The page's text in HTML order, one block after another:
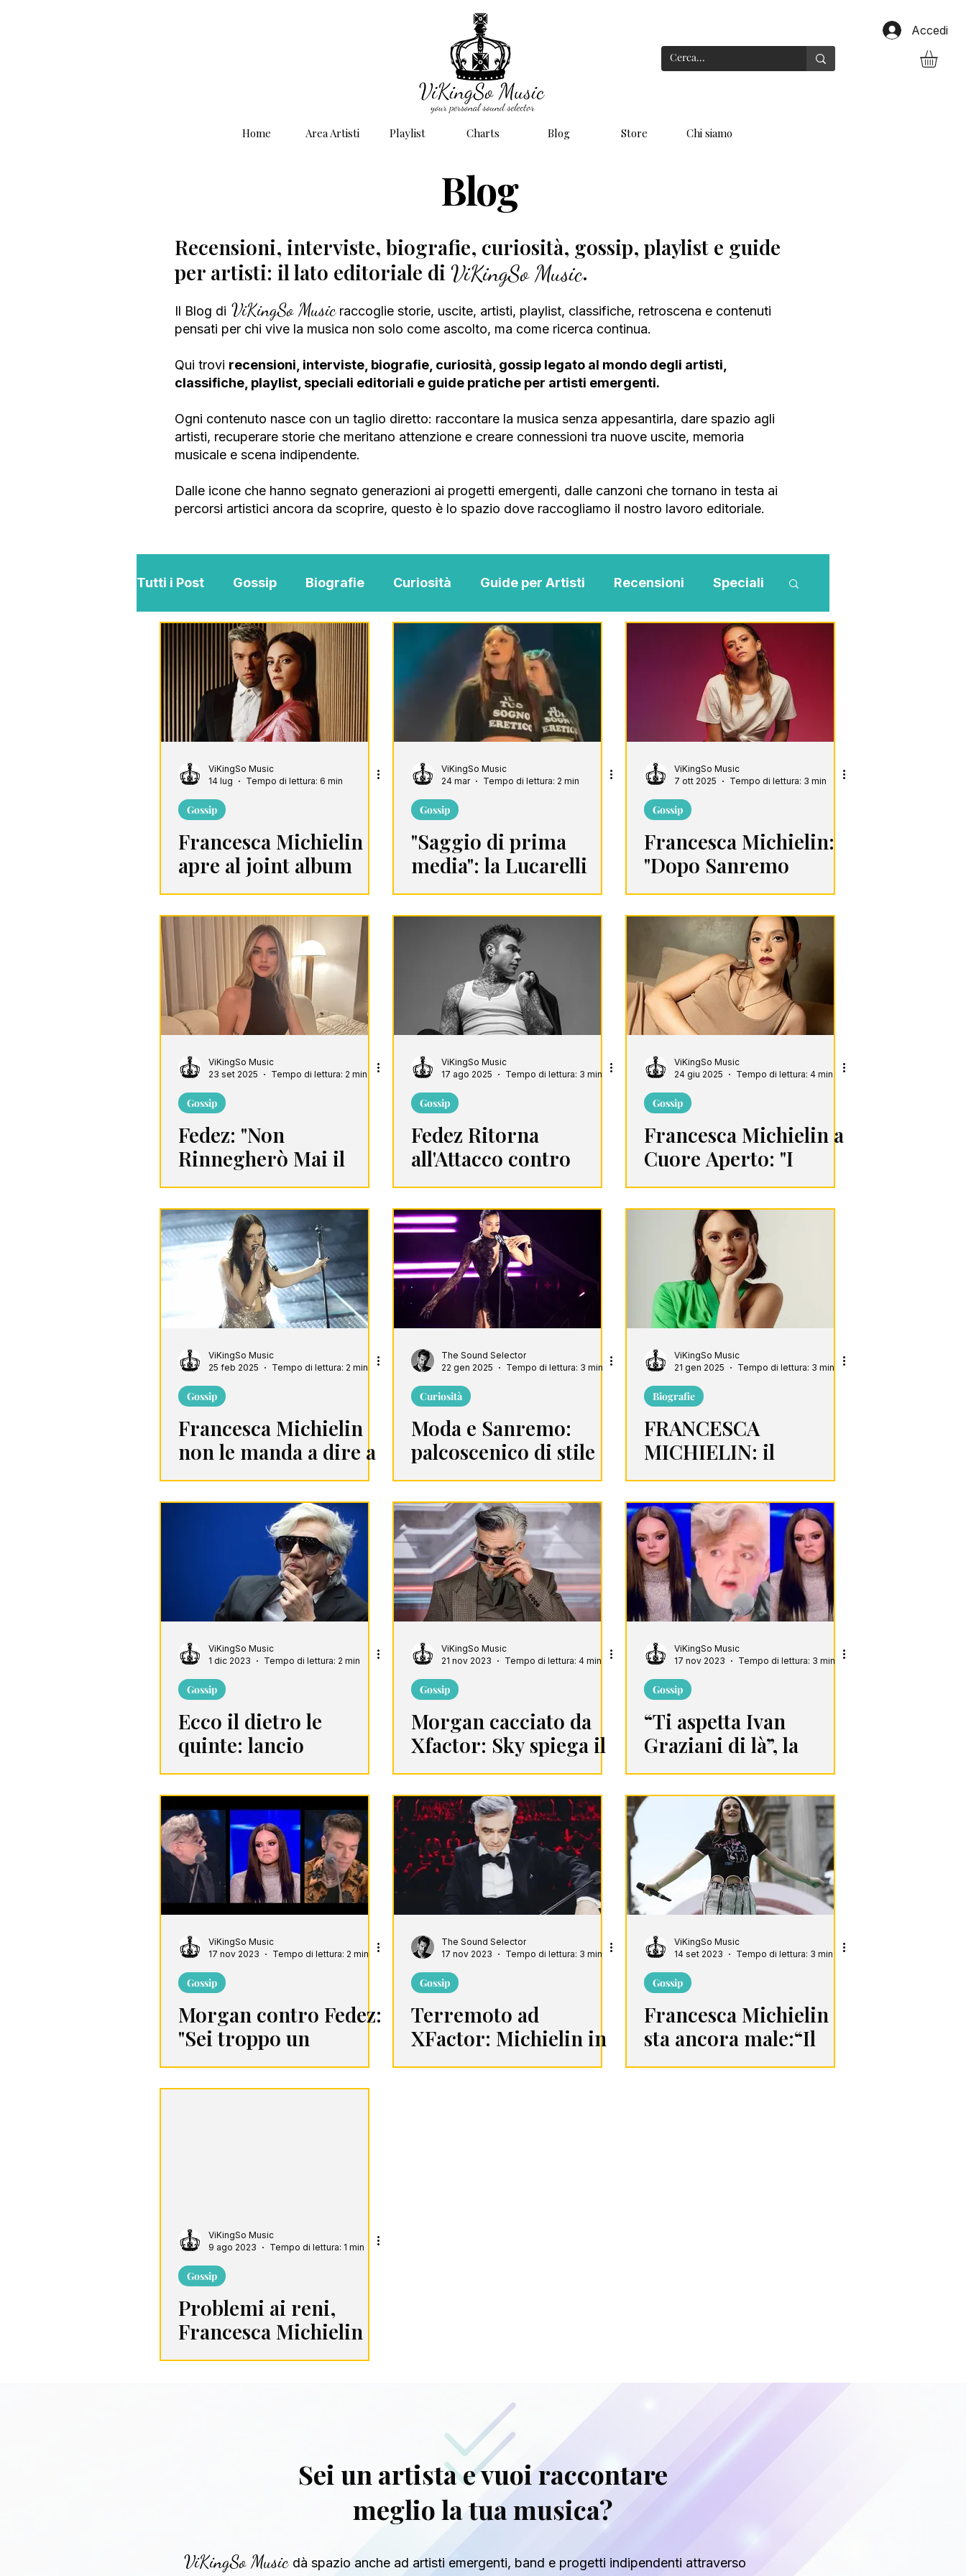
Accedi
Home Area Artisti Playlist Charts Blog Store Chi siamo
Blog
Recensioni, interviste, biografie, curiosità, gossip, playlist e guide
per artisti: il lato editoriale diViKingSo Music.
Il Blog di ViKingSo Musicraccoglie storie, uscite, artisti, playlist, classifiche, retroscena e contenuti
pensati per chi vive la musica non solo come ascolto, ma come ricerca continua.
Qui trovi recensioni, interviste, biografie, curiosità, gossip legato al mondo degli artisti,
classifiche, playlist, speciali editoriali e guide pratiche per artisti emergenti.
Ogni contenuto nasce con un taglio diretto: raccontare la musica senza appesantirla, dare spazio agli
artisti, recuperare storie che meritano attenzione e creare connessioni tra nuove uscite, memoria
musicale e scena indipendente.
Dalle icone che hanno segnato generazioni ai progetti emergenti, dalle canzoni che tornano in testa ai
percorsi artistici ancora da scoprire, questo è lo spazio dove raccogliamo il nostro lavoro editoriale.
Tutti i Post Gossip Biografie Curiosità Guide per Artisti Recensioni Speciali
ViKingSo Music MENTAL BLOG MUSIC
Song Of The Week Charts
ViKingSo Music
14 lug
Tempo di lettura: 6 min
Gossip
Francesca Michielin
apre al joint album
con Fedez: “Già tre
pezzi ci sono”
ViKingSo Music
24 mar
Tempo di lettura: 2 min
Gossip
"Saggio di prima
media": la Lucarelli
gela Francesca
Michielin dopo
l'esibizione
ViKingSo Music
7 ott 2025
Tempo di lettura: 3 min
Gossip
Francesca Michielin:
"Dopo Sanremo
Volevo Ritirarmi"
ViKingSo Music
23 set 2025
Tempo di lettura: 2 min
Gossip
Fedez: "Non
Rinnegherò Mai il
Legame con Chiara
Ferragni"
ViKingSo Music
17 ago 2025
Tempo di lettura: 3 min
Gossip
Fedez Ritorna
all'Attacco contro
Achille Lauro, Tony
Effe e perfino Chiara
Ferragni
ViKingSo Music
24 giu 2025
Tempo di lettura: 4 min
Gossip
Francesca Michielin a
Cuore Aperto: "I
Difetti e le Cicatrici
Sono Parte di Me"
ViKingSo Music
25 feb 2025
Tempo di lettura: 2 min
Gossip
Francesca Michielin
non le manda a dire a
chi l'ha criticata a
Sanremo
The Sound Selector
22 gen 2025
Tempo di lettura: 3 min
Curiosità
Moda e Sanremo:
palcoscenico di stile
ViKingSo Music
21 gen 2025
Tempo di lettura: 3 min
Biografie
FRANCESCA
MICHIELIN: il
paradiso è la sua voce
ViKingSo Music
1 dic 2023
Tempo di lettura: 2 min
Gossip
Ecco il dietro le
quinte: lancio
d'oggetti contro la
Michielin
ViKingSo Music
21 nov 2023
Tempo di lettura: 4 min
Gossip
Morgan cacciato da
Xfactor: Sky spiega il
motivo
ViKingSo Music
17 nov 2023
Tempo di lettura: 3 min
Gossip
“Ti aspetta Ivan
Graziani di là”, la
battuta di Morgan a
Francesca Michielin
ViKingSo Music
17 nov 2023
Tempo di lettura: 2 min
Gossip
Morgan contro Fedez:
"Sei troppo un
depresso"
The Sound Selector
17 nov 2023
Tempo di lettura: 3 min
Gossip
Terremoto ad
XFactor: Michielin in
lacrime, a rischio
ViKingSo Music
14 set 2023
Tempo di lettura: 3 min
Gossip
Francesca Michielin
sta ancora male:“Il
dolore è insostenibile”
ViKingSo Music
9 ago 2023
Tempo di lettura: 1 min
Gossip
Problemi ai reni,
Francesca Michielin
annulla due concerti
Sei un artista e vuoi raccontare
meglio la tua musica?
ViKingSo Music dà spazio anche ad artisti emergenti, band e progetti indipendenti attraverso